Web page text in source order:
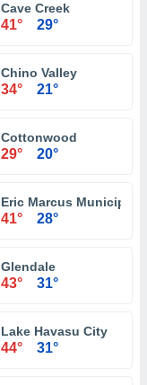
Cave Creek
41° 29°
Chino Valley
34° 21°
Cottonwood
29° 20°
Eric Marcus Municipal
41° 28°
Glendale
43° 31°
Lake Havasu City
44° 31°